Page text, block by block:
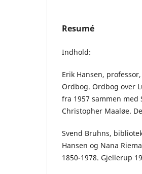
Resumé
Indhold:
Erik Hansen,
Ordbog. Ordbog over
fra 1957 sammen med
Christopher Maaløe.
Svend Bruhns,
Hansen og Nana
1850-1978. Gjellerup